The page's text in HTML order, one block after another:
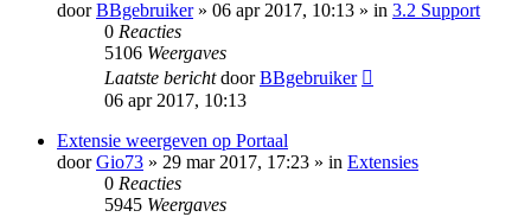
doorBBgebruiker» 06 apr 2017, 10:13 » in 3.2 Support
0 Reacties
5106 Weergaves
Laatste berichtdoorBBgebruiker
06 apr 2017, 10:13
Extensie weergeven op Portaal
doorGio73 » 29 mar 2017, 17:23 » in Extensies
0 Reacties
5945 Weergaves